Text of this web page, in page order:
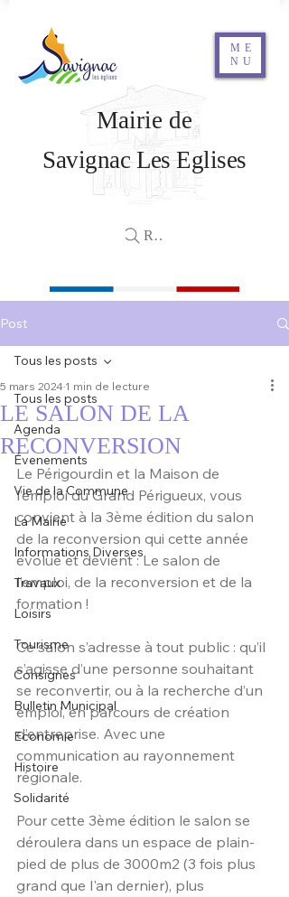
ME
NU
Savignac Les Eglises
Mairie de
Rechercher
Post
Tous les posts
Agenda
Évenements
Vie de la Commune
La Mairie
Informations Diverses
Travaux
Loisirs
Tourisme
Consignes
Bulletin Municipal
Economie
Histoire
Solidarité
Tous les posts
LE SALON DE LA
RECONVERSION
5 mars 2024 1 min de lecture
Le Périgourdin et la Maison de
l’emploi du Grand Périgueux, vous
convient à la 3ème édition du salon
de la reconversion qui cette année
évolue et devient : Le salon de
l’emploi, de la reconversion et de la
formation !
Ce salon s’adresse à tout public : qu’il
s’agisse d’une personne souhaitant
se reconvertir, ou à la recherche d’un
emploi, en parcours de création
d’entreprise. Avec une
communication au rayonnement
régionale.
Pour cette 3ème édition le salon se
déroulera dans un espace de plain-
pied de plus de 3000m2 (3 fois plus
grand que l'an dernier), plus